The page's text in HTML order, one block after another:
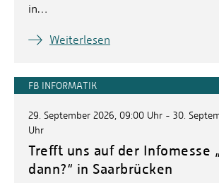
in…
Weiterlesen
FB INFORMATIK
29. September 2026, 09:00 Uhr - 30.
Uhr
Trefft uns auf der Infomesse
dann?“ in Saarbrücken